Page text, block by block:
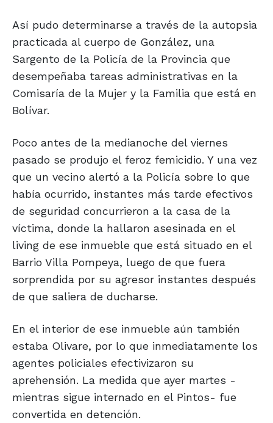
Así pudo determinarse a través de la autopsia
practicada al cuerpo de González, una
Sargento de la Policía de la Provincia que
desempeñaba tareas administrativas en la
Comisaría de la Mujer y la Familia que está en
Bolívar.
Poco antes de la medianoche del viernes
pasado se produjo el feroz femicidio. Y una vez
que un vecino alertó a la Policía sobre lo que
había ocurrido, instantes más tarde efectivos
de seguridad concurrieron a la casa de la
víctima, donde la hallaron asesinada en el
living de ese inmueble que está situado en el
Barrio Villa Pompeya, luego de que fuera
sorprendida por su agresor instantes después
de que saliera de ducharse.
En el interior de ese inmueble aún también
estaba Olivare, por lo que inmediatamente los
agentes policiales efectivizaron su
aprehensión. La medida que ayer martes -
mientras sigue internado en el Pintos- fue
convertida en detención.